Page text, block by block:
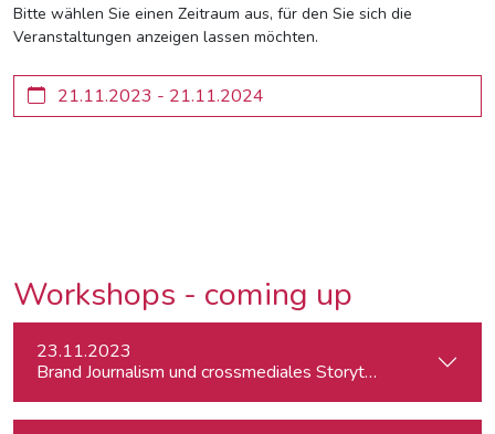
Bitte wählen Sie einen Zeitraum aus, für den Sie sich die
Veranstaltungen anzeigen lassen möchten.
Workshops - coming up
23.11.2023
Brand Journalism und crossmediales Storytelling